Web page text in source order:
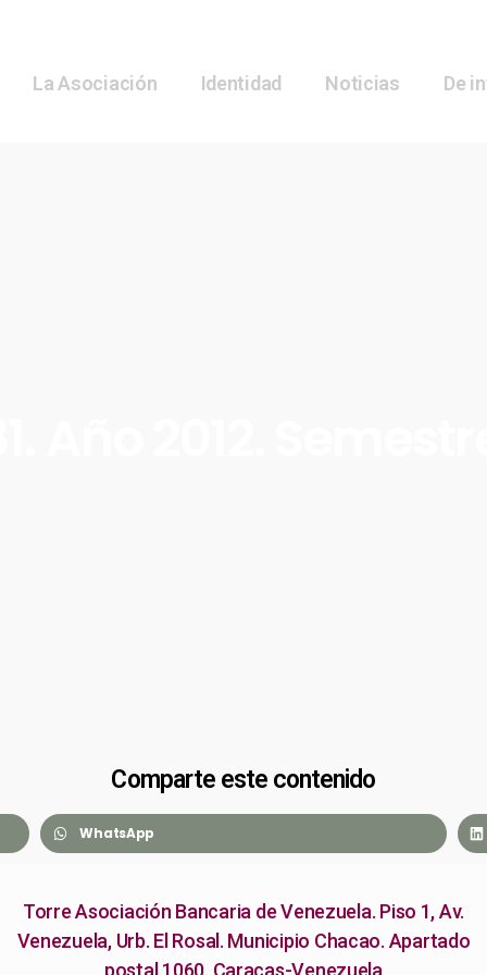
La Asociación Identidad Noticias De
Comparte este contenido
WhatsApp
Torre Asociación Bancaria de Venezuela. Piso 1, Av.
Venezuela, Urb. El Rosal. Municipio Chacao. Apartado
postal 1060. Caracas-Venezuela